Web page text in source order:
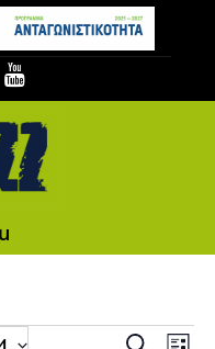
Search